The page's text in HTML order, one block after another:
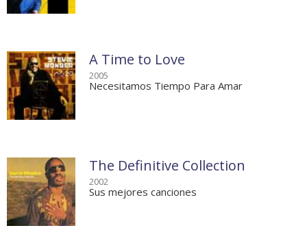
A Time to Love
2005
Necesitamos Tiempo Para Amar
The Definitive Collection
2002
Sus mejores canciones